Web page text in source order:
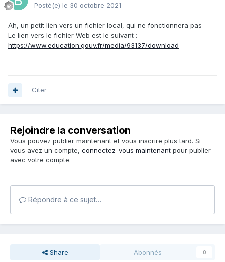
Posté(e) le 30 octobre 2021
Ah, un petit lien vers un fichier local, qui ne fonctionnera pas
Le lien vers le fichier Web est le suivant :
https://www.education.gouv.fr/media/93137/download
Citer
Rejoindre la conversation
Vous pouvez publier maintenant et vous inscrire plus tard. Si
vous avez un compte, connectez-vous maintenant pour publier
avec votre compte.
Répondre à ce sujet…
Share Abonnés 0